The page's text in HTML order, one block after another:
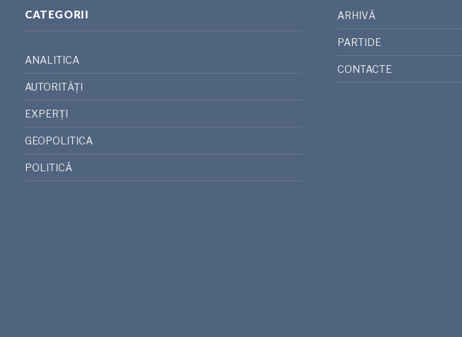
CATEGORII
ANALITICA
AUTORITĂȚI
EXPERȚI
GEOPOLITICA
POLITICĂ
ARHIVĂ
PARTIDE
CONTACTE